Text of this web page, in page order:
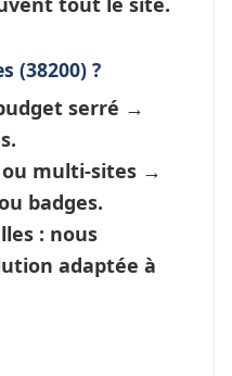
(38200) ?
serré →
.
ou multi-sites →
badges.
: nous
adaptée à